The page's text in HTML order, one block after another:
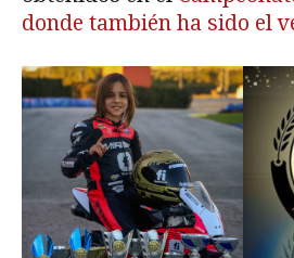
donde también ha sido el